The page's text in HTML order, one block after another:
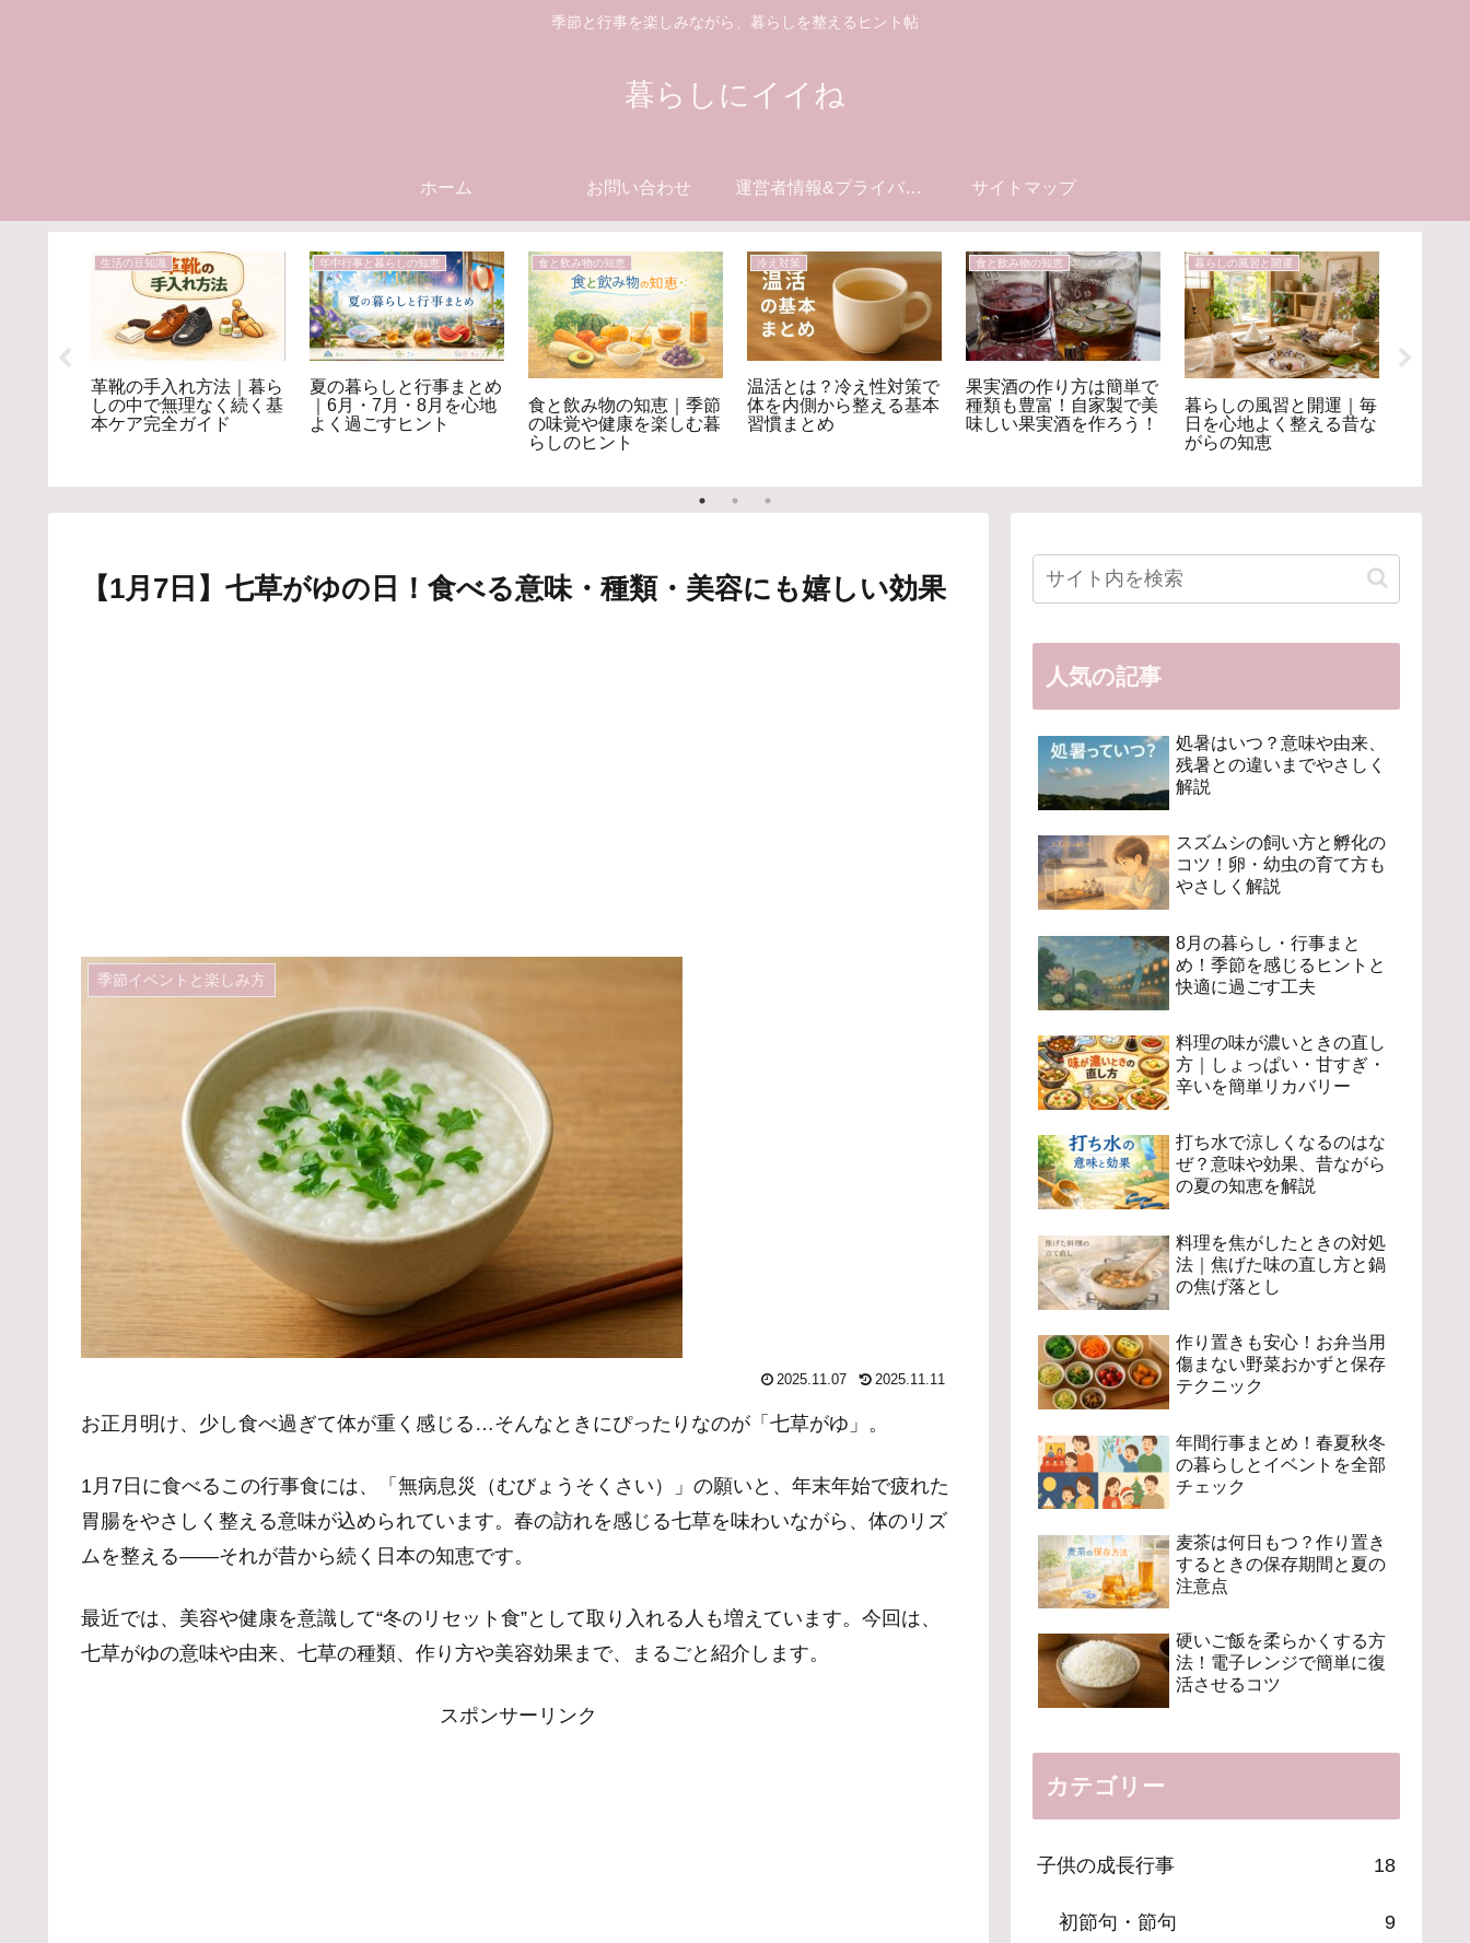
季節と行事を楽しみながら、暮らしを整えるヒント帖
暮らしにイイね
ホーム お問い合わせ 運営者情報&プライバシーポリシー サイトマップ
生活の豆知識
革靴の手入れ方法｜暮ら
しの中で無理なく続く基
本ケア完全ガイド
年中行事と暮らしの知恵
夏の暮らしと行事まとめ
｜6月・7月・8月を心地
よく過ごすヒント
食と飲み物の知恵
食と飲み物の知恵｜季節
の味覚や健康を楽しむ暮
らしのヒント
冷え対策
温活とは？冷え性対策で
体を内側から整える基本
習慣まとめ
食と飲み物の知恵
果実酒の作り方は簡単で
種類も豊富！自家製で美
味しい果実酒を作ろう！
暮らしの風習と開運
暮らしの風習と開運｜毎
日を心地よく整える昔な
がらの知恵
【1月7日】七草がゆの日！食べる意味・種類・美容にも嬉しい効果
季節イベントと楽しみ方
2025.11.07 2025.11.11
お正月明け、少し食べ過ぎて体が重く感じる…そんなときにぴったりなのが「七草がゆ」。
1月7日に食べるこの行事食には、「無病息災（むびょうそくさい）」の願いと、年末年始で疲れた
胃腸をやさしく整える意味が込められています。春の訪れを感じる七草を味わいながら、体のリズ
ムを整える――それが昔から続く日本の知恵です。
最近では、美容や健康を意識して“冬のリセット食”として取り入れる人も増えています。今回は、
七草がゆの意味や由来、七草の種類、作り方や美容効果まで、まるごと紹介します。
スポンサーリンク
人気の記事
処暑はいつ？意味や由来、
残暑との違いまでやさしく
解説
スズムシの飼い方と孵化の
コツ！卵・幼虫の育て方も
やさしく解説
8月の暮らし・行事まと
め！季節を感じるヒントと
快適に過ごす工夫
料理の味が濃いときの直し
方｜しょっぱい・甘すぎ・
辛いを簡単リカバリー
打ち水で涼しくなるのはな
ぜ？意味や効果、昔ながら
の夏の知恵を解説
料理を焦がしたときの対処
法｜焦げた味の直し方と鍋
の焦げ落とし
作り置きも安心！お弁当用
傷まない野菜おかずと保存
テクニック
年間行事まとめ！春夏秋冬
の暮らしとイベントを全部
チェック
麦茶は何日もつ？作り置き
するときの保存期間と夏の
注意点
硬いご飯を柔らかくする方
法！電子レンジで簡単に復
活させるコツ
カテゴリー
子供の成長行事 18
初節句・節句 9